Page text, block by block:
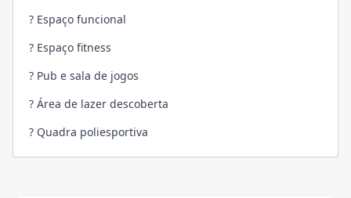
? Espaço funcional
? Espaço fitness
? Pub e sala de jogos
? Área de lazer descoberta
? Quadra poliesportiva